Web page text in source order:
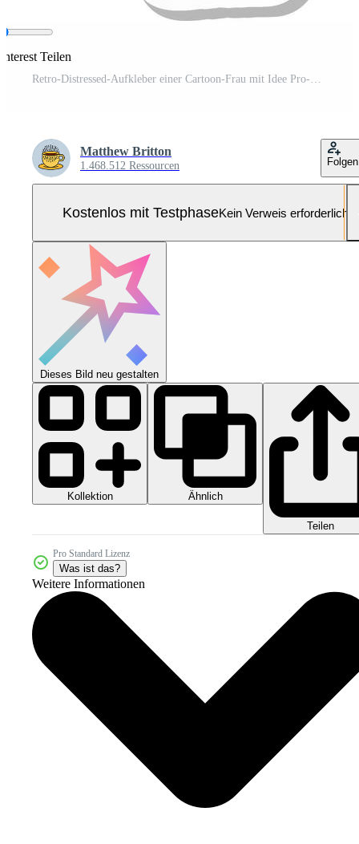
Teilen
Retro-Distressed-Aufkleber einer Cartoon-Frau mit Idee Pro-Vektor und Pro-SVG
Matthew Britton
1.468.512 Ressourcen Folgen
Kostenlos mit TestphaseKein Verweis erforderlich
Dieses Bild neu gestalten
Kollektion Ähnlich
Teilen
Pro Standard Lizenz
Was ist das?
Weitere Informationen